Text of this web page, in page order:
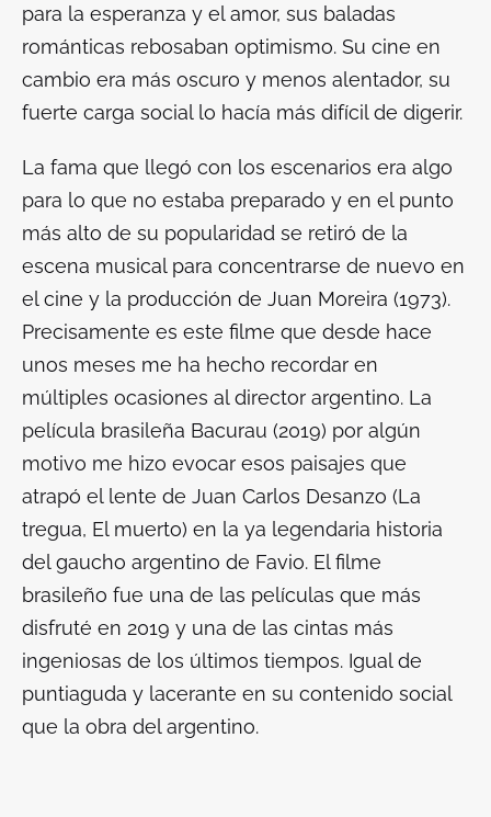
para la esperanza y el amor, sus baladas
románticas rebosaban optimismo. Su cine en
cambio era más oscuro y menos alentador, su
fuerte carga social lo hacía más difícil de digerir.
La fama que llegó con los escenarios era algo
para lo que no estaba preparado y en el punto
más alto de su popularidad se retiró de la
escena musical para concentrarse de nuevo en
el cine y la producción de Juan Moreira (1973).
Precisamente es este filme que desde hace
unos meses me ha hecho recordar en
múltiples ocasiones al director argentino. La
película brasileña Bacurau (2019) por algún
motivo me hizo evocar esos paisajes que
atrapó el lente de Juan Carlos Desanzo (La
tregua, El muerto) en la ya legendaria historia
del gaucho argentino de Favio. El filme
brasileño fue una de las películas que más
disfruté en 2019 y una de las cintas más
ingeniosas de los últimos tiempos. Igual de
puntiaguda y lacerante en su contenido social
que la obra del argentino.